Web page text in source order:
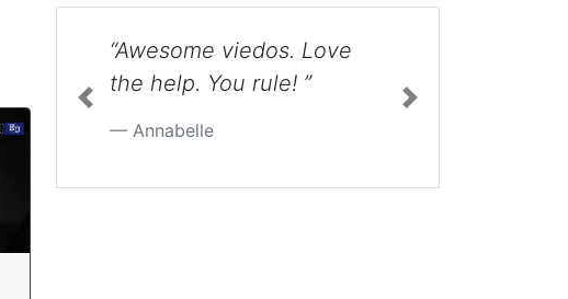
“What a great video.
Thank you so much - very
do it myself. I appreciate